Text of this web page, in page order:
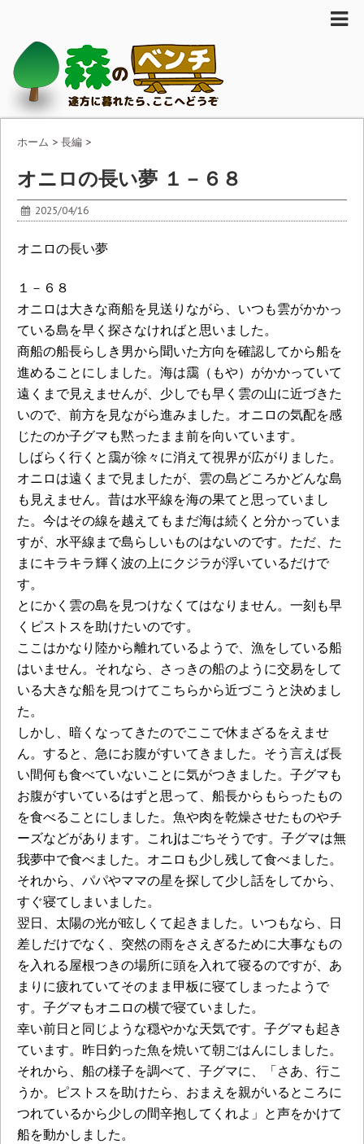
ホーム > 長編 >
オニロの長い夢 １－６８
2025/04/16
オニロの長い夢
１－６８
オニロは大きな商船を見送りながら、いつも雲がかかっ
ている島を早く探さなければと思いました。
商船の船長らしき男から聞いた方向を確認してから船を
進めることにしました。海は靄（もや）がかかっていて
遠くまで見えませんが、少しでも早く雲の山に近づきた
いので、前方を見ながら進みました。オニロの気配を感
じたのか子グマも黙ったまま前を向いています。
しばらく行くと靄が徐々に消えて視界が広がりました。
オニロは遠くまで見ましたが、雲の島どころかどんな島
も見えません。昔は水平線を海の果てと思っていまし
た。今はその線を越えてもまだ海は続くと分かっていま
すが、水平線まで島らしいものはないのです。ただ、た
まにキラキラ輝く波の上にクジラが浮いているだけで
す。
とにかく雲の島を見つけなくてはなりません。一刻も早
くピストスを助けたいのです。
ここはかなり陸から離れているようで、漁をしている船
はいません。それなら、さっきの船のように交易をして
いる大きな船を見つけてこちらから近づこうと決めまし
た。
しかし、暗くなってきたのでここで休まざるをえませ
ん。すると、急にお腹がすいてきました。そう言えば長
い間何も食べていないことに気がつきました。子グマも
お腹がすいているはずと思って、船長からもらったもの
を食べることにしました。魚や肉を乾燥させたものやチ
ーズなどがあります。これjはごちそうです。子グマは無
我夢中で食べました。オニロも少し残して食べました。
それから、パパやママの星を探して少し話をしてから、
すぐ寝てしまいました。
翌日、太陽の光が眩しくて起きました。いつもなら、日
差しだけでなく、突然の雨をさえぎるために大事なもの
を入れる屋根つきの場所に頭を入れて寝るのですが、あ
まりに疲れていてそのまま甲板に寝てしまったようで
す。子グマもオニロの横で寝ていました。
幸い前日と同じような穏やかな天気です。子グマも起き
ています。昨日釣った魚を焼いて朝ごはんにしました。
それから、船の様子を調べて、子グマに、「さあ、行こ
うか。ピストスを助けたら、おまえを親がいるところに
つれているから少しの間辛抱してくれよ」と声をかけて
船を動かしました。